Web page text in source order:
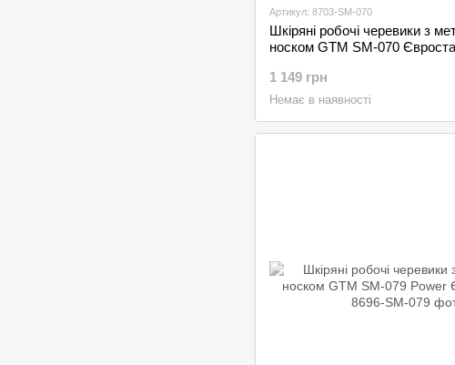
Артикул: 8703-SM-070
Шкіряні робочі черевики з
носком GTM SM-070
1 149 грн
Немає в наявності